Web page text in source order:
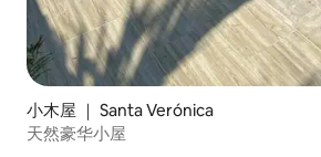
小木屋 ｜ Santa Verónica
天然豪华小屋